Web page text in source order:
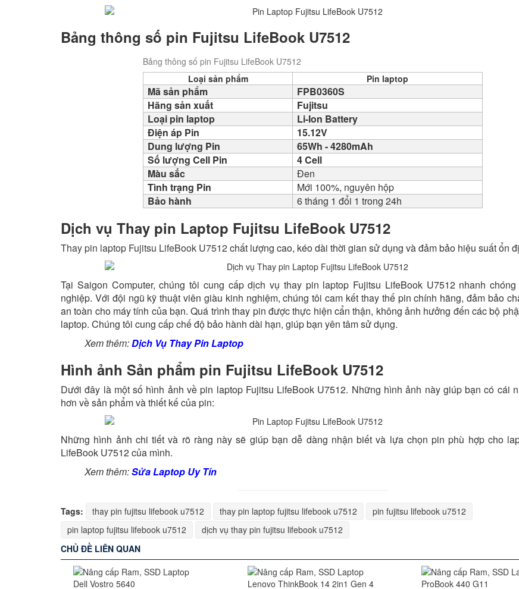
Bảng thông số pin Fujitsu LifeBook U7512
Bảng thông số pin Fujitsu LifeBook U7512
Loại sản phẩm
Pin laptop
Mã sản phẩm
FPB0360S
Hãng sản xuất
Fujitsu
Loại pin laptop
Li-Ion Battery
Điện áp Pin
15.12V
Dung lượng Pin
65Wh - 4280mAh
Số lượng Cell Pin
4 Cell
Màu sắc
Đen
Tình trạng Pin
Mới 100%, nguyên hộp
Bảo hành
6 tháng 1 đổi 1 trong 24h
Dịch vụ Thay pin Laptop Fujitsu LifeBook U7512
Thay pin laptop Fujitsu LifeBook U7512 chất lượng cao, kéo dài thời gian sử dụng và đảm bảo hiệu suất ổn
Tại Saigon Computer, chúng tôi cung cấp dịch vụ thay pin laptop Fujitsu LifeBook U7512 nhanh
nghiệp. Với đội ngũ kỹ thuật viên giàu kinh nghiệm, chúng tôi cam kết thay thế pin chính hãng, đảm bảo
an toàn cho máy tính của bạn. Quá trình thay pin được thực hiện cẩn thận, không ảnh hưởng đến các bộ
laptop. Chúng tôi cung cấp chế độ bảo hành dài hạn, giúp bạn yên tâm sử dụng.
Xem thêm:Dịch Vụ Thay Pin Laptop
Hình ảnh Sản phẩm pin Fujitsu LifeBook U7512
Dưới đây là một số hình ảnh về pin laptop Fujitsu LifeBook U7512. Những hình ảnh này giúp bạn có cái
hơn về sản phẩm và thiết kế của pin:
Những hình ảnh chi tiết và rõ ràng này sẽ giúp bạn dễ dàng nhận biết và lựa chọn pin phù hợp cho
LifeBook U7512 của mình.
Xem thêm:Sửa Laptop Uy Tín
Tags: thay pin fujitsu lifebook u7512 thay pin laptop fujitsu lifebook u7512
pin fujitsu lifebook u7512
pin laptop fujitsu lifebook u7512
dịch vụ thay pin fujitsu lifebook u7512
CHỦ ĐỀ LIÊN QUAN